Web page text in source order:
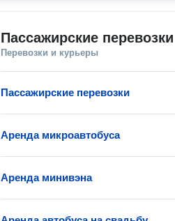
Пассажирские перевозки
Перевозки и курьеры
Пассажирские перевозки
Аренда микроавтобуса
Аренда минивэна